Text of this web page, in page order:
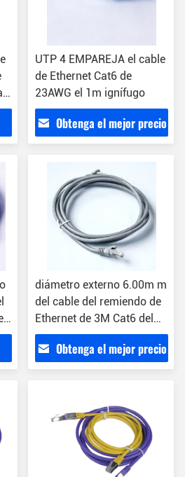
UTP 4 EMPAREJA el cable
de Ethernet Cat6 de
23AWG el 1m ignífugo
Obtenga el mejor precio
diámetro externo 6.00m m
del cable del remiendo de
Ethernet de 3M Cat6 del
gris de 0.16m m
Obtenga el mejor precio